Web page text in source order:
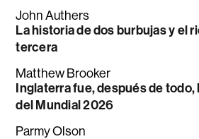
John Authers
La historia de dos burbujas y el
tercera
Matthew Brooker
Inglaterra fue, después de todo,
del Mundial 2026
Parmy Olson